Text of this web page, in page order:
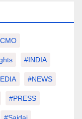
#INDIA
#NEWS
#PRESS